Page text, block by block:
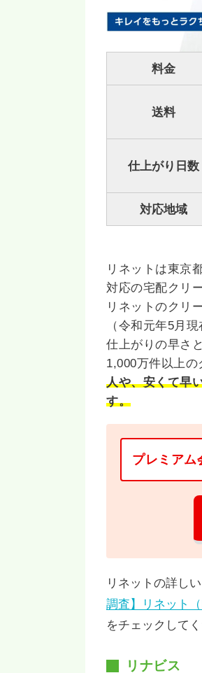
料金
送料
仕上がり日数
対応地域
リネットは東京
対応の宅配クリ
リネットのクリ
（令和元年5月
仕上がりの早さ
1,000万件以上の
人や、安くて早
す。
プレミアム
リネットの詳し
調査】リネット
をチェックしてく
リナビス